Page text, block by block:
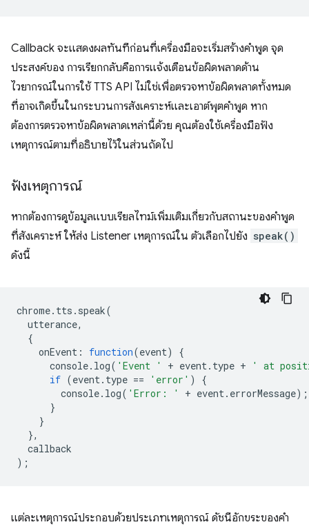
Callback จะแสดงผลทันทีก่อนที่เครื่องมือจะเริ่มสร้างคำพูด จุด
ประสงค์ของ การเรียกกลับคือการแจ้งเตือนข้อผิดพลาดด้าน
ไวยากรณ์ในการใช้ TTS API ไม่ใช่เพื่อตรวจหาข้อผิดพลาดทั้งหมด
ที่อาจเกิดขึ้นในกระบวนการสังเคราะห์และเอาต์พุตคำพูด หาก
ต้องการตรวจหาข้อผิดพลาดเหล่านี้ด้วย คุณต้องใช้เครื่องมือฟัง
เหตุการณ์ตามที่อธิบายไว้ในส่วนถัดไป
ฟังเหตุการณ์
หากต้องการดูข้อมูลแบบเรียลไทม์เพิ่มเติมเกี่ยวกับสถานะของคำพูด
ที่สังเคราะห์ ให้ส่ง Listener เหตุการณ์ใน ตัวเลือกไปยัง speak()
ดังนี้
chrome. tts . speak(
utterance,
{
onEvent : function(event)
{
console. log( 'Event ' + event. type +
' at
if (event. type == 'error' )
{
console. log( 'Error: ' + event. errorMessage);
}
}
},
callback
);
แต่ละเหตุการณ์ประกอบด้วยประเภทเหตุการณ์ ดัชนีอักขระของคำ